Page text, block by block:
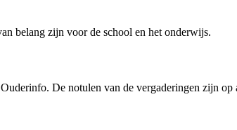
belang zijn voor de school en het onderwijs.
De notulen van de vergaderingen zijn